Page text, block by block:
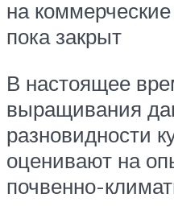
на
пока закрыт
В настоящее
выращивания
разновидности
оценивают на
почвенно-